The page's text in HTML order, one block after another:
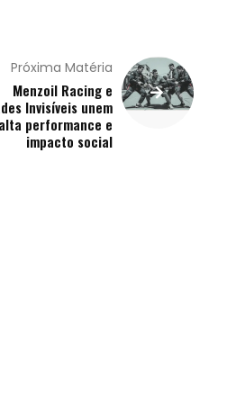
Próxima Matéria
Menzoil Racing e
Invisíveis unem
alta performance e
impacto social